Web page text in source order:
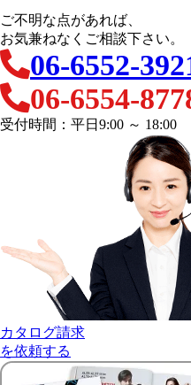
ご不明な点があれば、
お気兼ねなくご相談下さい。
06-6552-
06-6554-
受付時間：平日9:00 ～ 18:00
カタログ請求
を依頼する